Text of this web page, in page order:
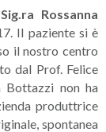
Sig.ra Rossanna
Il paziente si è
il nostro centro
dal Prof. Felice
Bottazzi non ha
produttrice
spontanea